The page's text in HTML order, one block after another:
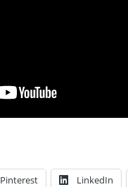
Pinterest LinkedIn